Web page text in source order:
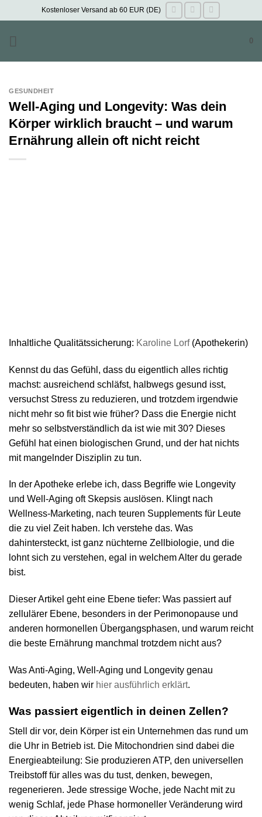
Inhalt
springen
Kostenloser Versand ab 60 EUR (DE)
0
GESUNDHEIT
Well-Aging und Longevity: Was dein
Körper wirklich braucht – und warum
Ernährung allein oft nicht reicht
Inhaltliche Qualitätssicherung: Karoline Lorf(Apothekerin)
Kennst du das Gefühl, dass du eigentlich alles richtig
machst: ausreichend schläfst, halbwegs gesund isst,
versuchst Stress zu reduzieren, und trotzdem irgendwie
nicht mehr so fit bist wie früher? Dass die Energie nicht
mehr so selbstverständlich da ist wie mit 30? Dieses
Gefühl hat einen biologischen Grund, und der hat nichts
mit mangelnder Disziplin zu tun.
In der Apotheke erlebe ich, dass Begriffe wie Longevity
und Well-Aging oft Skepsis auslösen. Klingt nach
Wellness-Marketing, nach teuren Supplements für Leute
die zu viel Zeit haben. Ich verstehe das. Was
dahintersteckt, ist ganz nüchterne Zellbiologie, und die
lohnt sich zu verstehen, egal in welchem Alter du gerade
bist.
Dieser Artikel geht eine Ebene tiefer: Was passiert auf
zellulärer Ebene, besonders in der Perimonopause und
anderen hormonellen Übergangsphasen, und warum reicht
die beste Ernährung manchmal trotzdem nicht aus?
Was Anti-Aging, Well-Aging und Longevity genau
bedeuten, haben wir hier ausführlich erklärt.
Was passiert eigentlich in deinen Zellen?
Stell dir vor, dein Körper ist ein Unternehmen das rund um
die Uhr in Betrieb ist. Die Mitochondrien sind dabei die
Energieabteilung: Sie produzieren ATP, den universellen
Treibstoff für alles was du tust, denken, bewegen,
regenerieren. Jede stressige Woche, jede Nacht mit zu
wenig Schlaf, jede Phase hormoneller Veränderung wird